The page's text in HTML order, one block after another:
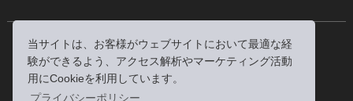
当サイトは、お客様がウェブサイトにおいて最適な経
験ができるよう、アクセス解析やマーケティング活動
用にCookieを利用しています。
プライバシーポリシー
© RRJ Inc.
（kikubon/キクボン/きく本/きくほん/キクホン）は
株式会社RRJの登録商標です。